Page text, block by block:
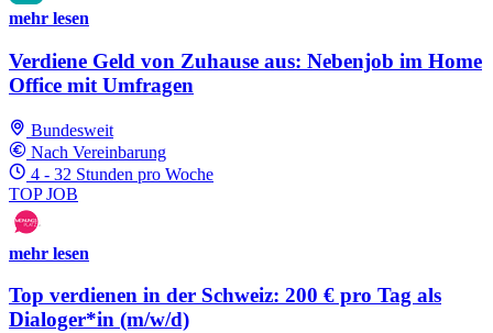
mehr lesen
Verdiene Geld von Zuhause aus: Nebenjob im Home
Office mit Umfragen
Bundesweit
Nach Vereinbarung
4 - 32 Stunden pro Woche
TOP JOB
mehr lesen
Top verdienen in der Schweiz: 200 € pro Tag als
Dialoger*in (m/w/d)